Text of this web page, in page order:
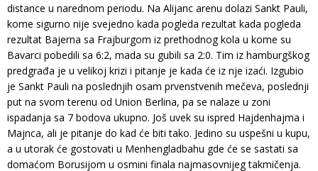
distance u narednom periodu. Na Alijanc arenu dolazi Sankt Pauli,
kome sigurno nije svejedno kada pogleda rezultat kada pogleda
rezultat Bajerna sa Frajburgom iz prethodnog kola u kome su
Bavarci pobedili sa 6:2, mada su gubili sa 2:0. Tim iz hamburgškog
predgrađa je u velikoj krizi i pitanje je kada će iz nje izaći. Izgubio
je Sankt Pauli na poslednjih osam prvenstvenih mečeva, poslednji
put na svom terenu od Union Berlina, pa se nalaze u zoni
ispadanja sa 7 bodova ukupno. Još uvek su ispred Hajdenhajma i
Majnca, ali je pitanje do kad će biti tako. Jedino su uspešni u kupu,
a u utorak će gostovati u Menhengladbahu gde će se sastati sa
domaćom Borusijom u osmini finala najmasovnijeg takmičenja.